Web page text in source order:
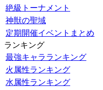
絶級トーナメント
神獣の聖域
定期開催イベントまとめ
ランキング
最強キャラランキング
火属性ランキング
水属性ランキング